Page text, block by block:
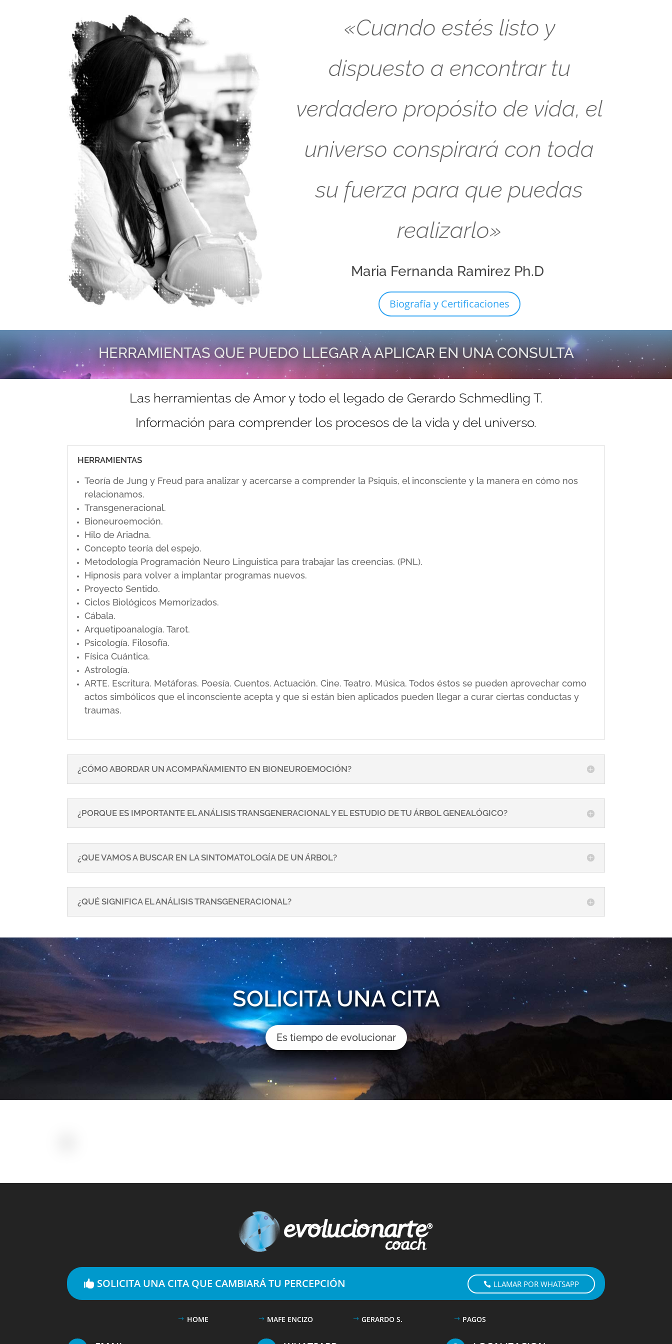
«Cuando estés listo y
dispuesto a encontrar tu
verdadero propósito de vida, el
universo conspirará con toda
su fuerza para que puedas
realizarlo»
Maria Fernanda Ramirez Ph.D
Biografía y Certificaciones
HERRAMIENTAS QUE PUEDO LLEGAR A APLICAR EN UNA CONSULTA
Las herramientas de Amor y todo el legado de Gerardo Schmedling T.
Información para comprender los procesos de la vida y del universo.
HERRAMIENTAS
Teoría de Jung y Freud para analizar y acercarse a comprender la Psiquis, el inconsciente y la manera en cómo nos
relacionamos.
Transgeneracional.
Bioneuroemoción.
Hilo de Ariadna.
Concepto teoría del espejo.
Metodología Programación Neuro Linguistica para trabajar las creencias. (PNL).
Hipnosis para volver a implantar programas nuevos.
Proyecto Sentido.
Ciclos Biológicos Memorizados.
Cábala.
Arquetipoanalogía. Tarot.
Psicología. Filosofía.
Física Cuántica.
Astrología.
ARTE. Escritura. Metáforas. Poesía. Cuentos. Actuación. Cine. Teatro. Música. Todos éstos se pueden aprovechar como
actos simbólicos que el inconsciente acepta y que si están bien aplicados pueden llegar a curar ciertas conductas y
traumas.
¿CÓMO ABORDAR UN ACOMPAÑAMIENTO EN BIONEUROEMOCIÓN?
¿PORQUE ES IMPORTANTE EL ANÁLISIS TRANSGENERACIONAL Y EL ESTUDIO DE TU ÁRBOL GENEALÓGICO?
¿QUE VAMOS A BUSCAR EN LA SINTOMATOLOGÍA DE UN ÁRBOL?
¿QUÉ SIGNIFICA EL ANÁLISIS TRANSGENERACIONAL?
SOLICITA UNA CITA
Es tiempo de evolucionar
SOLICITA UNA CITA QUE CAMBIARÁ TU PERCEPCIÓN LLAMAR POR WHATSAPP
HOME MAFE ENCIZO GERARDO S. PAGOS